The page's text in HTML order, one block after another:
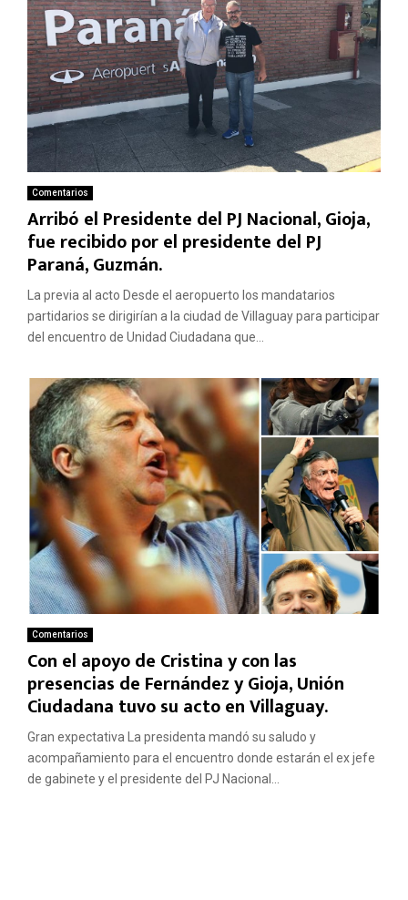
Comentarios
Arribó el Presidente del PJ Nacional, Gioja,
fue recibido por el presidente del PJ
Paraná, Guzmán.
La previa al acto Desde el aeropuerto los mandatarios
partidarios se dirigirían a la ciudad de Villaguay para participar
del encuentro de Unidad Ciudadana que...
Comentarios
Con el apoyo de Cristina y con las
presencias de Fernández y Gioja, Unión
Ciudadana tuvo su acto en Villaguay.
Gran expectativa La presidenta mandó su saludo y
acompañamiento para el encuentro donde estarán el ex jefe
de gabinete y el presidente del PJ Nacional...